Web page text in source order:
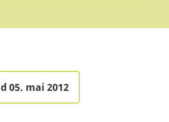
05. mai 2012